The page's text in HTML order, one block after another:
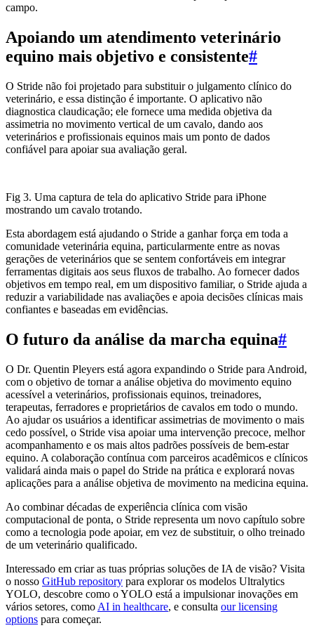
campo.
Apoiando um atendimento veterinário
equino mais objetivo e consistente#
O Stride não foi projetado para substituir o julgamento clínico do
veterinário, e essa distinção é importante. O aplicativo não
diagnostica claudicação; ele fornece uma medida objetiva da
assimetria no movimento vertical de um cavalo, dando aos
veterinários e profissionais equinos mais um ponto de dados
confiável para apoiar sua avaliação geral.
Fig 3. Uma captura de tela do aplicativo Stride para iPhone
mostrando um cavalo trotando.
Esta abordagem está ajudando o Stride a ganhar força em toda a
comunidade veterinária equina, particularmente entre as novas
gerações de veterinários que se sentem confortáveis em integrar
ferramentas digitais aos seus fluxos de trabalho. Ao fornecer dados
objetivos em tempo real, em um dispositivo familiar, o Stride ajuda a
reduzir a variabilidade nas avaliações e apoia decisões clínicas mais
confiantes e baseadas em evidências.
O futuro da análise da marcha equina#
O Dr. Quentin Pleyers está agora expandindo o Stride para Android,
com o objetivo de tornar a análise objetiva do movimento equino
acessível a veterinários, profissionais equinos, treinadores,
terapeutas, ferradores e proprietários de cavalos em todo o mundo.
Ao ajudar os usuários a identificar assimetrias de movimento o mais
cedo possível, o Stride visa apoiar uma intervenção precoce, melhor
acompanhamento e os mais altos padrões possíveis de bem-estar
equino. A colaboração contínua com parceiros acadêmicos e clínicos
validará ainda mais o papel do Stride na prática e explorará novas
aplicações para a análise objetiva de movimento na medicina equina.
Ao combinar décadas de experiência clínica com visão
computacional de ponta, o Stride representa um novo capítulo sobre
como a tecnologia pode apoiar, em vez de substituir, o olho treinado
de um veterinário qualificado.
Interessado em criar as tuas próprias soluções de IA de visão? Visita
o nosso GitHub repository para explorar os modelos Ultralytics
YOLO, descobre como o YOLO está a impulsionar inovações em
vários setores, como AI in healthcare, e consulta our licensing
options para começar.